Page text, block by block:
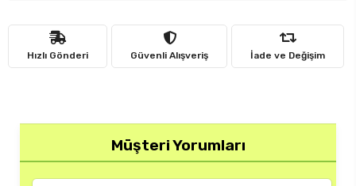
Hızlı Gönderi Güvenli Alışveriş İade ve Değişim
Müşteri Yorumları